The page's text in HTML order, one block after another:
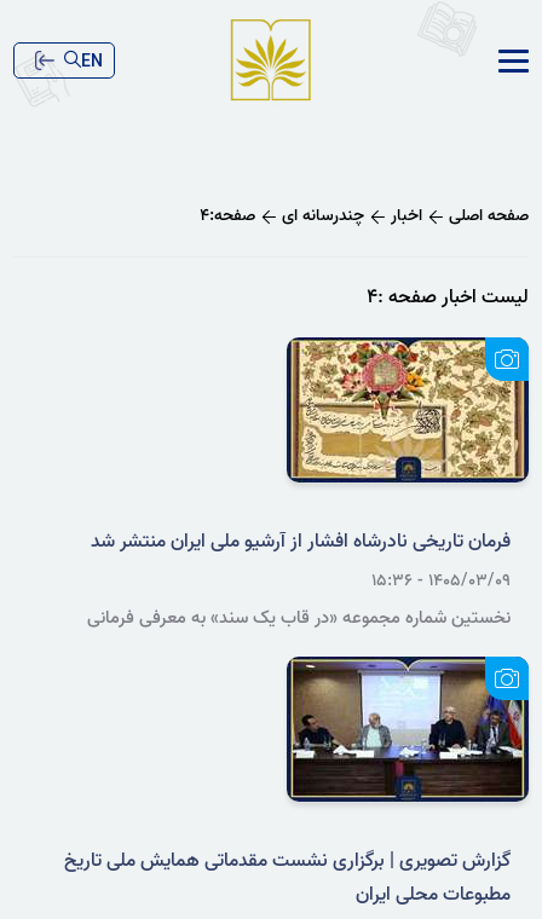
EN
صفحه اصلی اخبار چندرسانه ای صفحه:۴
لیست اخبار صفحه :۴
فرمان تاریخی نادرشاه افشار از آرشیو ملی ایران منتشر شد
۱۴۰۵/۰۳/۰۹ - ۱۵:۳۶
نخستین شماره مجموعه «در قاب یک سند» به معرفی فرمانی
افشاریه که از کهن‌ترین اسناد موجود در آرشیو ملی ایران به شمار می‌رود.
گزارش تصویری | برگزاری نشست مقدماتی همایش ملی تاریخ
مطبوعات محلی ایران